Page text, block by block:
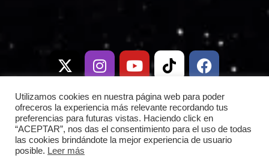
t
w
i
t
t
e
r
n
s
t
a
g
r
a
o
u
t
u
b
e
i
k
o
k
F
a
c
e
b
o
o
k
e
l
e
g
r
a
m
h
a
t
s
a
p
p
D
i
s
o
r
d
Utilizamos cookies en nuestra página web para poder
ofreceros la experiencia más relevante recordando tus
preferencias para futuras vistas. Haciendo click en
“ACEPTAR”, nos das el consentimiento para el uso de todas
las cookies brindándote la mejor experiencia de usuario
posible. Leer más